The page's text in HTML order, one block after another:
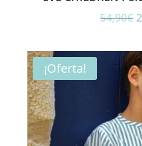
54,90€
¡Oferta!